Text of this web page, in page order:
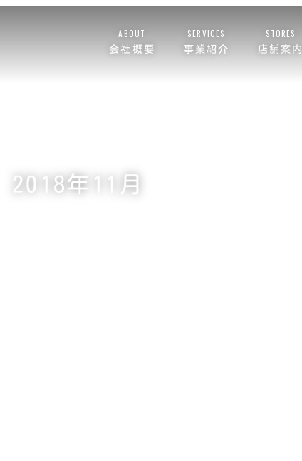
ABOUT
会社概要
SERVICES
事業紹介
STORES
店舗案内
2018年11月